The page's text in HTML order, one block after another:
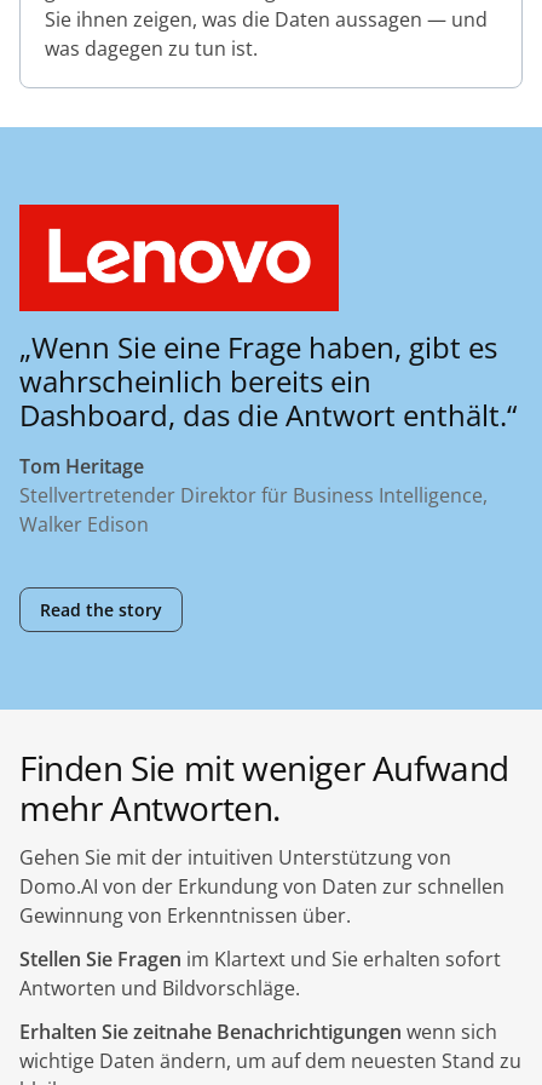
Sie ihnen zeigen, was die Daten aussagen — und
was dagegen zu tun ist.
„Wenn Sie eine Frage haben, gibt es
wahrscheinlich bereits ein
Dashboard, das die Antwort enthält.“
Tom Heritage
Stellvertretender Direktor für Business Intelligence,
Walker Edison
Read the story
Finden Sie mit weniger Aufwand
mehr Antworten.
Gehen Sie mit der intuitiven Unterstützung von
Domo.AI von der Erkundung von Daten zur schnellen
Gewinnung von Erkenntnissen über.
Stellen Sie Fragen im Klartext und Sie erhalten sofort
Antworten und Bildvorschläge.
Erhalten Sie zeitnahe Benachrichtigungen wenn sich
wichtige Daten ändern, um auf dem neuesten Stand zu